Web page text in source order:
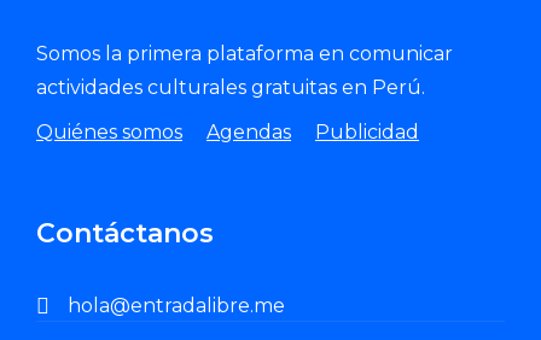
Somos la primera plataforma en comunicar
actividades culturales gratuitas en Perú.
Quiénes somos
Agendas Publicidad
Contáctanos
hola@entradalibre.me